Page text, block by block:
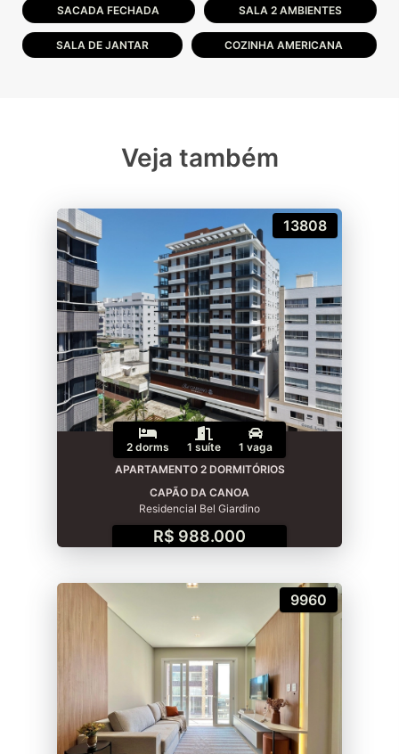
SACADA FECHADA SALA 2 AMBIENTES
SALA DE JANTAR COZINHA AMERICANA
Veja também
13808
2 dorms 1 suíte
1 vaga
APARTAMENTO 2 DORMITÓRIOS
CAPÃO DA CANOA
Residencial Bel Giardino
R$ 988.000
9960